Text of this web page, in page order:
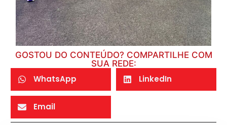
GOSTOU DO CONTEÚDO? COMPARTILHE COM
SUA REDE:
WhatsApp LinkedIn
Email